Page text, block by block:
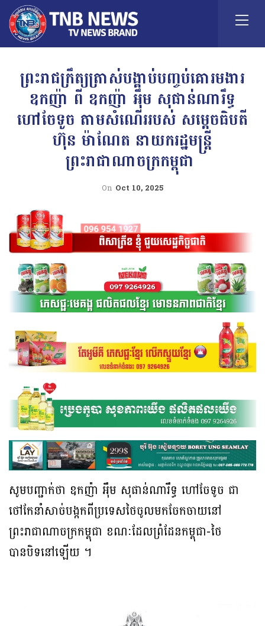
ព្រះរាជ​ក្រឹត្យ​ត្រាស់​បង្គាប់​បញ្ចប់​គោរមងារ​
ឧកញ៉ា​ ពី​ ឧកញ៉ា​ អ៉ឹម​ សុផាន់ណា​រឹទ្ធ​
ហៅចែ​ទូច​ តាម​សំណេីរ​របស់​ សម្តេច​ធិបតី​
ហ៊ុន​ ម៉ាណែត​ នាយករដ្ឋមន្ត្រី​
ព្រះរាជាណាចក្រកម្ពុជា​
On Oct 10, 2025
សូមបញ្ជាក់ថា​ ឧកញ៉ា​ អ៉ឹម​ សុផាន់ណា​រឹទ្ធ​ ហៅចែទូច​ ជា​
ថៅកែ​នាំ​សាច់​បង្កក​ពី​ប្រទេស​ថៃ​ចូលមកចែក​ចាយ​នៅ​
ព្រះរាជាណាចក្រកម្ពុជា​ ខណៈ​ដែល​ព្រំដែន​កម្ពុជា​-ថៃ​
បានបិទនៅឡេីយ​ ។